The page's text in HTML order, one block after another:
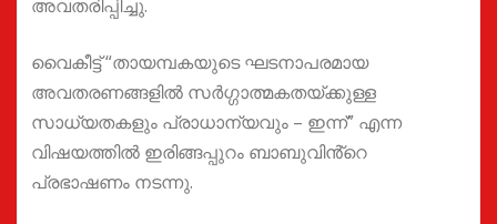
അവതരിപ്പിച്ചു.
വൈകീട്ട് “തായമ്പകയുടെ ഘടനാപരമായ
അവതരണങ്ങളിൽ സർഗ്ഗാത്മകതയ്‌ക്കുള്ള
സാധ്യതകളും പ്രാധാന്യവും – ഇന്ന്” എന്ന
വിഷയത്തിൽ ഇരിങ്ങപ്പുറം ബാബുവിൻ്റെ
പ്രഭാഷണം നടന്നു.